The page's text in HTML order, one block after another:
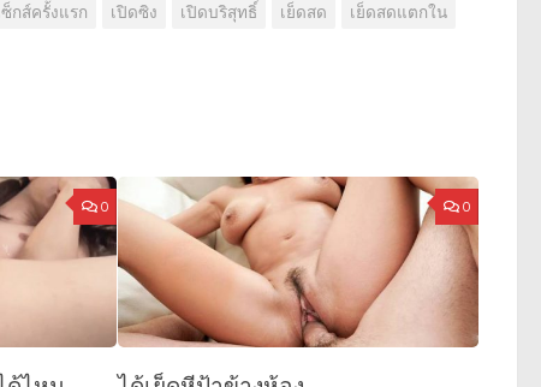
ซ็กส์ครั้งแรก เปิดซิง เปิดบริสุทธิ์ เย็ดสด
เย็ดสดแตกใน
0 0